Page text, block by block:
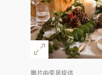
圖片由奕居提供